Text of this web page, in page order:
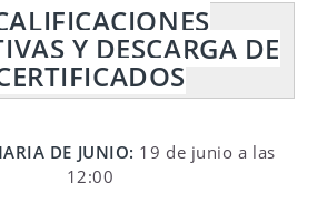
Y DESCARGA DE
DE JUNIO: 19 de junio a las
12:00